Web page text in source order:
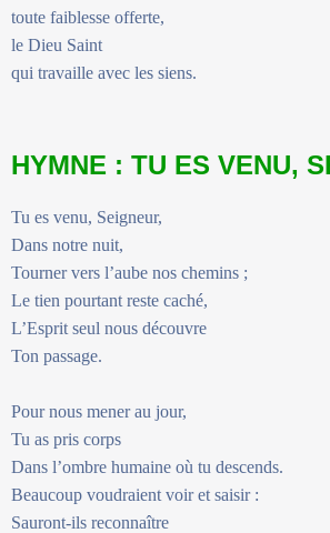
toute faiblesse offerte,
le Dieu Saint
qui travaille avec les siens.
HYMNE : TU ES VENU,
Tu es venu, Seigneur,
Dans notre nuit,
Tourner vers l’aube nos chemins ;
Le tien pourtant reste caché,
L’Esprit seul nous découvre
Ton passage.
Pour nous mener au jour,
Tu as pris corps
Dans l’ombre humaine où tu descends.
Beaucoup voudraient voir et saisir :
Sauront-ils reconnaître